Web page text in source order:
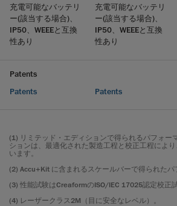
充電可能なバッテリ
ー(該当する場合)、
IP50、WEEEと互換
性あり
充電可能なバッテリ
ー(該当する場合)、
IP50、WEEEと互換
性あり
Patents
Patents
Patents
(1) リミテッド・エディションで得られるパフォー
ションは、最適化された製造工程と校正工程によ
います。
(2) Accu+Kit に含まれるスケールバーで得られたパ
(3) 性能試験はCreaformのISO/IEC 17025認定校正
(4) レーザークラス2M（目に安全なレベル）。